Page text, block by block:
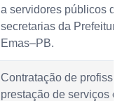
a servidores públicos
secretarias da
Emas–PB.
Contratação de
prestação de serviços